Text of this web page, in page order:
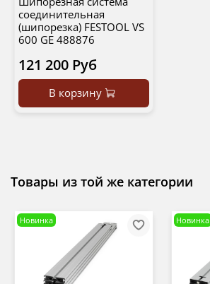
соединительная
(шипорезка) FESTOOL VS
600 GE 488876
121 200 Руб
В корзину
Товары из той же категории
Новинка Новинка